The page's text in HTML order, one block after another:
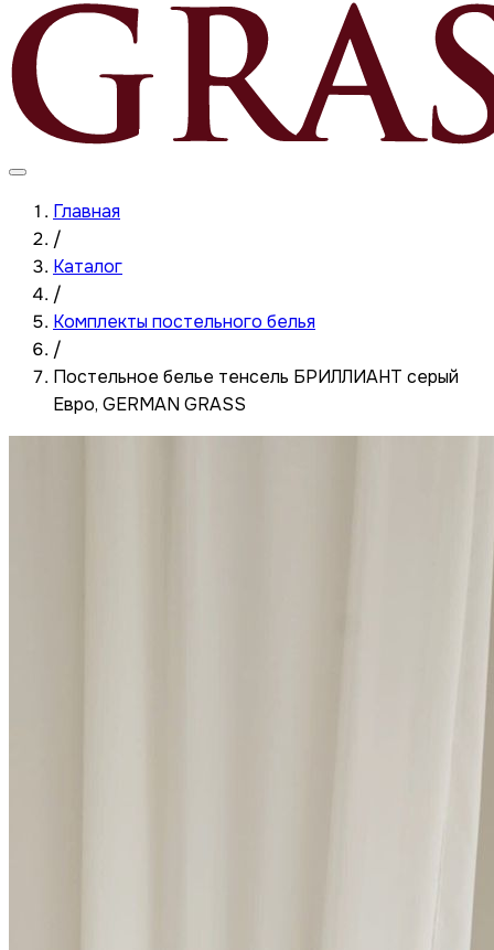
Главная
/
Каталог
/
Комплекты постельного белья
/
Постельное белье тенсель БРИЛЛИАНТ серый
Евро, GERMAN GRASS